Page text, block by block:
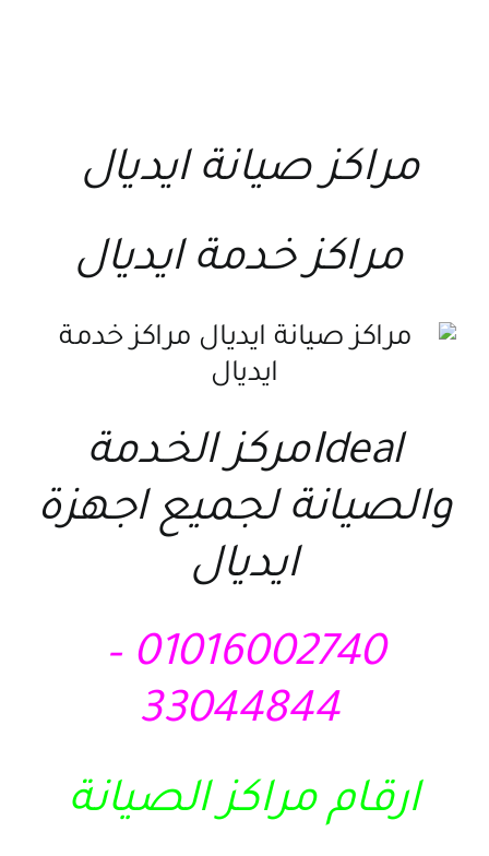
مراكز صيانة ايديال
مراكز خدمة ايديال
Idealمركز الخدمة
والصيانة لجميع اجهزة
ايديال
01016002740 –
33044844
ارقام مراكز الصيانة